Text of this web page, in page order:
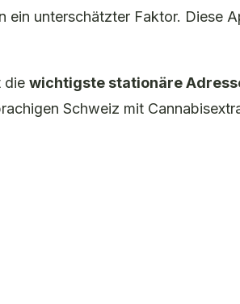
ein unterschätzter Faktor. Diese
die wichtigste stationäre
Schweiz mit